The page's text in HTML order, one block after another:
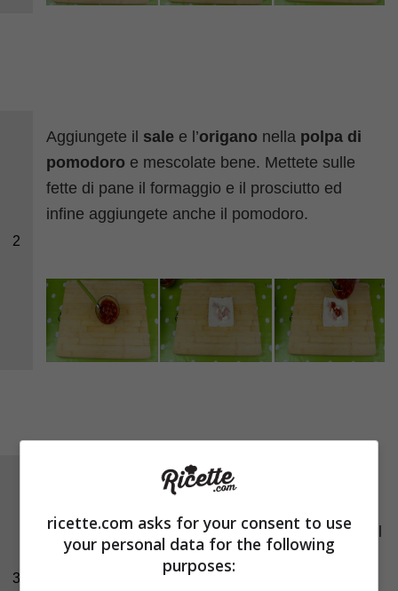
2
Aggiungete il sale e l’origano nella polpa di
pomodoro e mescolate bene. Mettete sulle
fette di pane il formaggio e il prosciutto ed
infine aggiungete anche il pomodoro.
3
Chiudete il tramezzino formando un triangolo e
sigillarli bene. Sbattete un uovoed intingetevi il
tramezzino, poi sciogliete il
in una
ricette.com asks for your consent to use
your personal data for the following
purposes: